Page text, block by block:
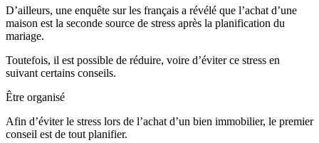
D’ailleurs, une enquête sur les français a révélé que l’achat d’une
maison est la seconde source de stress après la planification du
mariage.
Toutefois, il est possible de réduire, voire d’éviter ce stress en
suivant certains conseils.
Être organisé
Afin d’éviter le stress lors de l’achat d’un bien immobilier, le premier
conseil est de tout planifier.